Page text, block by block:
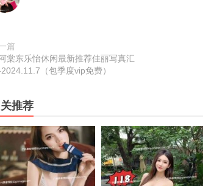
篇
棠东乐怡休闲最新推荐佳丽写真汇
（包季度vip免费）
推荐